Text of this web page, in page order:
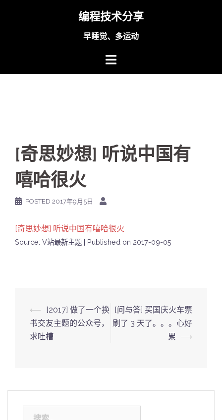
编程技术分享
早睡觉、多运动
[奇思妙想] 听说中国有
嘻哈很火
POSTED 2017年9月5日
[奇思妙想] 听说中国有嘻哈很火
Source: V站最新主题 Published on 2017-09-05
Post
navigation
⟵
[2017] 做了一个换
书交友主题的公众号，
求吐槽
[问与答] 买国庆火车票
刷了 3 天了。。。心好
累
⟶